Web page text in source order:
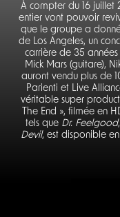
À compter du 16 juillet
entier vont pouvoir
que le groupe a
de Los Angeles, un
carrière de 35
Mick Mars (guitare),
auront vendu plus de
Parienti et Live
véritable super
The End », filmée en
tels que Dr. Feelgood,
Devil, est disponible